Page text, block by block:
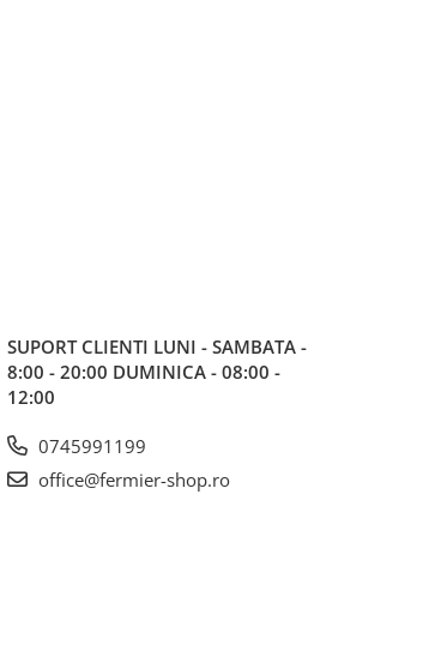
SUPORT CLIENTI LUNI - SAMBATA -
8:00 - 20:00 DUMINICA - 08:00 -
12:00
0745991199
office@fermier-shop.ro